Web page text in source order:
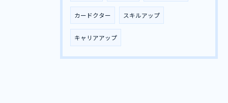
カードクター スキルアップ
キャリアアップ